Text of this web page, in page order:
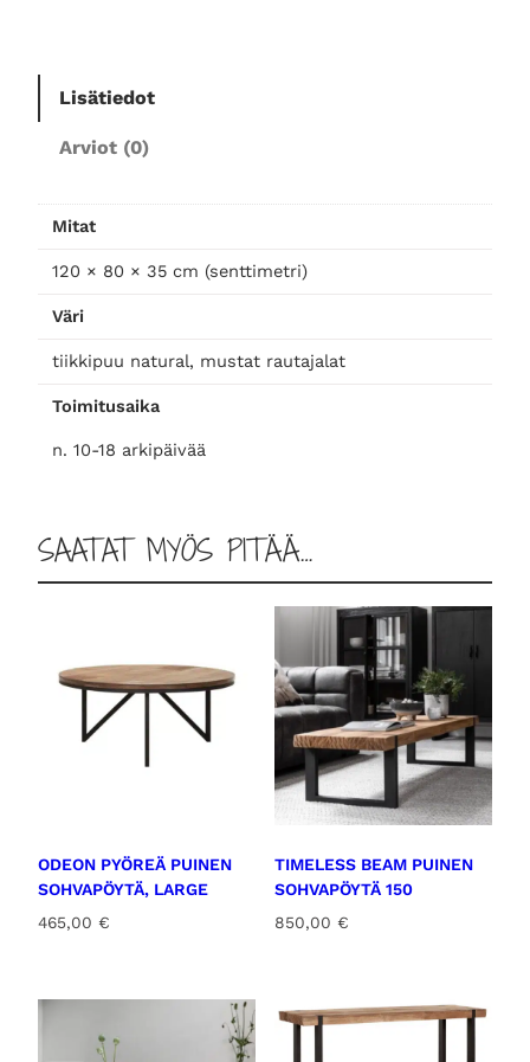
i
e
m
ä
Lisätiedot
Arviot (0)
Mitat
120 × 80 × 35 cm (senttimetri)
Väri
tiikkipuu natural, mustat rautajalat
Toimitusaika
n. 10-18 arkipäivää
SAATAT MYÖS PITÄÄ…
ODEON PYÖREÄ PUINEN
SOHVAPÖYTÄ, LARGE
465,00 €
TIMELESS BEAM PUINEN
SOHVAPÖYTÄ 150
850,00 €